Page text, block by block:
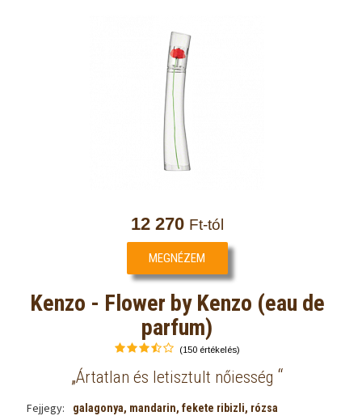
12 270 Ft-tól
MEGNÉZEM
Kenzo - Flower by Kenzo (eau de
parfum)
(150 értékelés)
„Ártatlan és letisztult nőiesség “
Fejjegy: galagonya, mandarin, fekete ribizli, rózsa